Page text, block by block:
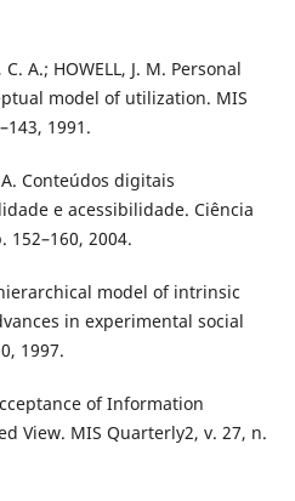
A.; HOWELL, J. M. Personal
model of utilization. MIS
1991.
A. Conteúdos digitais
e acessibilidade. Ciência
152–160, 2004.
hierarchical model of intrinsic
in experimental social
1997.
of Information
View. MIS Quarterly2, v. 27, n.